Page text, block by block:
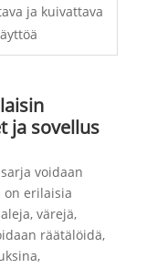
ja kuivattava
ja sovellus
voidaan
erilaisia
värejä,
räätälöidä,